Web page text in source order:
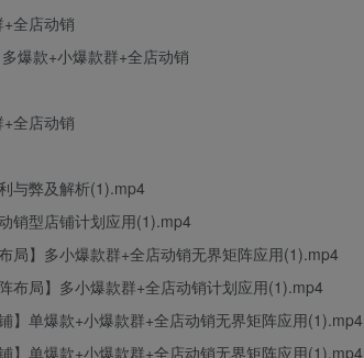
全店动销
爆款+小爆款群+全店动销
全店动销
与弊及解析(1).mp4
销型店铺计划应用(1).mp4
局】多小爆款群+全店动销无界矩阵应用(1).mp4
布局】多小爆款群+全店动销计划应用(1).mp4
】单爆款+小爆款群+全店动销无界矩阵应用(1).mp4
】单爆款+小爆款群+全店动销无界矩阵应用(1).mp4